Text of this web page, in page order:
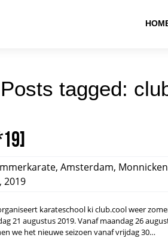
Posts tagged:
, Amsterdam,
2019
karateschool ki club.cool weer
21 augustus 2019. Vanaf maandag 26
we het nieuwe seizoen vanaf vrijdag 30…